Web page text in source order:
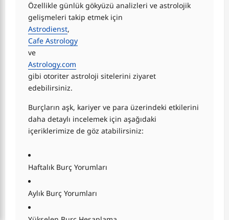
Özellikle günlük gökyüzü analizleri ve astrolojik
gelişmeleri takip etmek için
Astrodienst,
Cafe Astrology
ve
Astrology.com
gibi otoriter astroloji sitelerini ziyaret
edebilirsiniz.
Burçların aşk, kariyer ve para üzerindeki etkilerini
daha detaylı incelemek için aşağıdaki
içeriklerimize de göz atabilirsiniz:
Haftalık Burç Yorumları
Aylık Burç Yorumları